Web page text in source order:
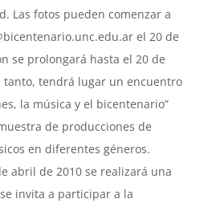
Las fotos pueden comenzar a
el 20 de
se prolongará hasta el 20 de
tanto, tendrá lugar un encuentro
la música y el bicentenario”
de producciones de
en diferentes géneros.
abril de 2010 se realizará una
invita a participar a la